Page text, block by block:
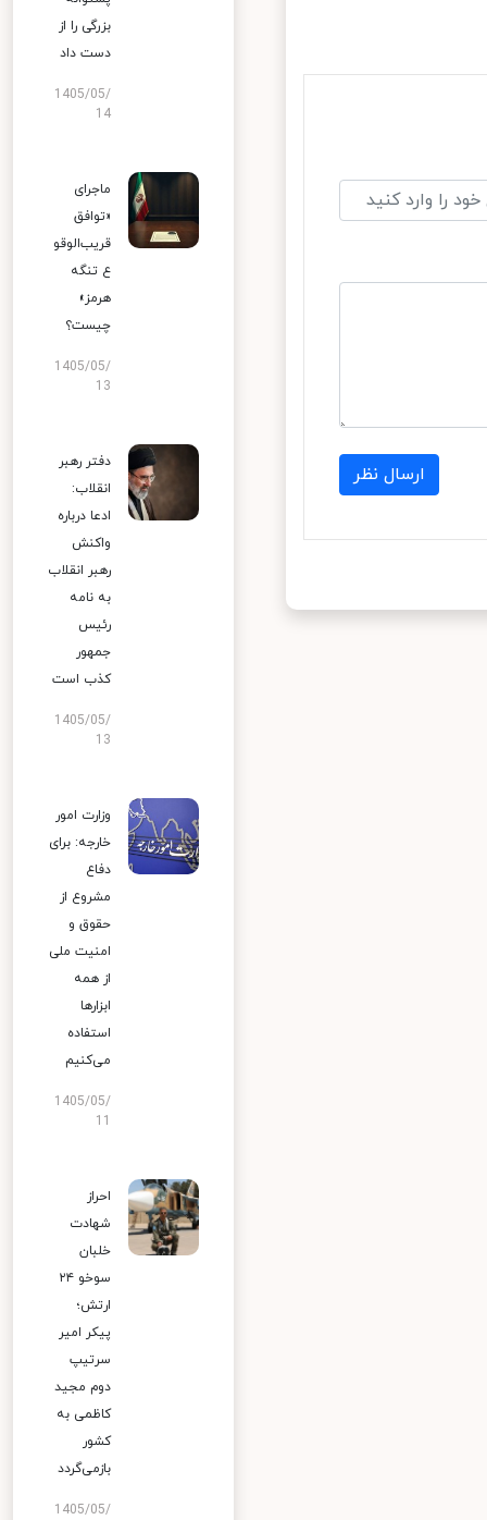
ارسال نظر
بزرگی را از
دست داد
1405/05/
14
ماجرای
«توافق
قریب‌الوقو
ع تنگه
هرمز»
چیست؟
1405/05/
13
دفتر رهبر
انقلاب:
ادعا درباره
واکنش
رهبر انقلاب
به نامه
رئیس
جمهور
کذب است
1405/05/
13
وزارت امور
خارجه: برای
دفاع
مشروع از
حقوق و
امنیت ملی
از همه
ابزارها
استفاده
می‌کنیم
1405/05/
احراز
شهادت
خلبان
سوخو ۲۴
ارتش؛
پیکر امیر
سرتیپ
دوم مجید
کاظمی به
کشور
بازمی‌گردد
1405/05/